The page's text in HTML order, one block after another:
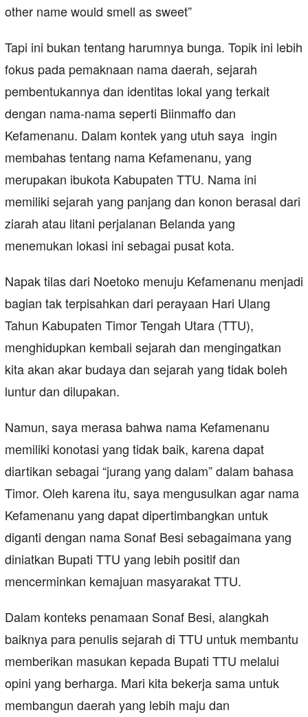
other name would smell as sweet”
Tapi ini bukan tentang harumnya bunga. Topik ini lebih
fokus pada pemaknaan nama daerah, sejarah
pembentukannya dan identitas lokal yang terkait
dengan nama-nama seperti Biinmaffo dan
Kefamenanu. Dalam kontek yang utuh saya ingin
membahas tentang nama Kefamenanu, yang
merupakan ibukota Kabupaten TTU. Nama ini
memiliki sejarah yang panjang dan konon berasal dari
ziarah atau litani perjalanan Belanda yang
menemukan lokasi ini sebagai pusat kota.
Napak tilas dari Noetoko menuju Kefamenanu menjadi
bagian tak terpisahkan dari perayaan Hari Ulang
Tahun Kabupaten Timor Tengah Utara (TTU),
menghidupkan kembali sejarah dan mengingatkan
kita akan akar budaya dan sejarah yang tidak boleh
luntur dan dilupakan.
Namun, saya merasa bahwa nama Kefamenanu
memiliki konotasi yang tidak baik, karena dapat
diartikan sebagai “jurang yang dalam” dalam bahasa
Timor. Oleh karena itu, saya mengusulkan agar nama
Kefamenanu yang dapat dipertimbangkan untuk
diganti dengan nama Sonaf Besi sebagaimana yang
diniatkan Bupati TTU yang lebih positif dan
mencerminkan kemajuan masyarakat TTU.
Dalam konteks penamaan Sonaf Besi, alangkah
baiknya para penulis sejarah di TTU untuk membantu
memberikan masukan kepada Bupati TTU melalui
opini yang berharga. Mari kita bekerja sama untuk
membangun daerah yang lebih maju dan